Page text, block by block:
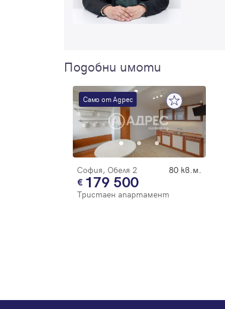
Подобни имоти
Само от Адрес
София, Обеля 2 80 кв.м.
179 500
Тристаен апартамент